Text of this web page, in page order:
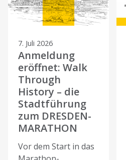
7. Juli 2026
Anmeldung
eröffnet: Walk
Through
History – die
Stadtführung
zum DRESDEN-
MARATHON
Vor dem Start in das